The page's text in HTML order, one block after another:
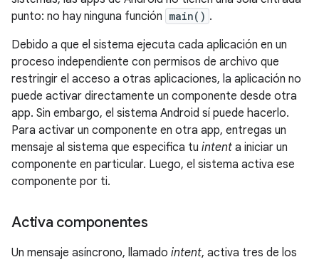
punto: no hay ninguna función main() .
Debido a que el sistema ejecuta cada aplicación en un
proceso independiente con permisos de archivo que
restringir el acceso a otras aplicaciones, la aplicación no
puede activar directamente un componente desde otra
app. Sin embargo, el sistema Android sí puede hacerlo.
Para activar un componente en otra app, entregas un
mensaje al sistema que especifica tu intent a iniciar un
componente en particular. Luego, el sistema activa ese
componente por ti.
Activa componentes
Un mensaje asíncrono, llamado intent, activa tres de los